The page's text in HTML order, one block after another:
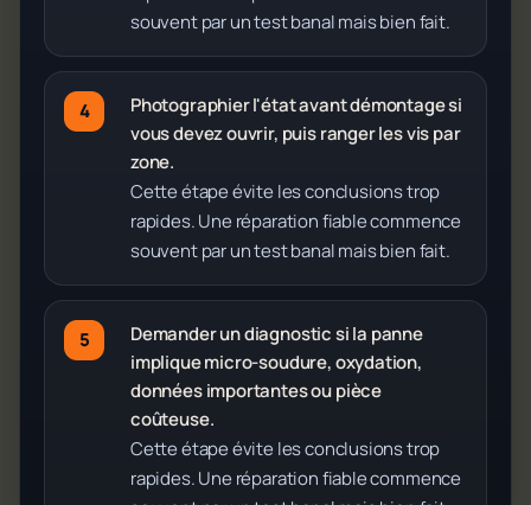
souvent par un test banal mais bien fait.
Photographier l'état avant démontage si
vous devez ouvrir, puis ranger les vis par
zone.
Cette étape évite les conclusions trop
rapides. Une réparation fiable commence
souvent par un test banal mais bien fait.
Demander un diagnostic si la panne
implique micro-soudure, oxydation,
données importantes ou pièce
coûteuse.
Cette étape évite les conclusions trop
rapides. Une réparation fiable commence